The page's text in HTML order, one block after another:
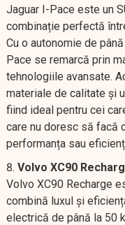
Jaguar I-Pace este un
combinație perfectă
Cu o autonomie de
Pace se remarcă prin
tehnologiile avansate.
materiale de calitate și
fiind ideal pentru cei
care nu doresc să facă
performanța sau
Volvo XC90
Volvo XC90 Recharge
combină luxul și
electrică de până la 50